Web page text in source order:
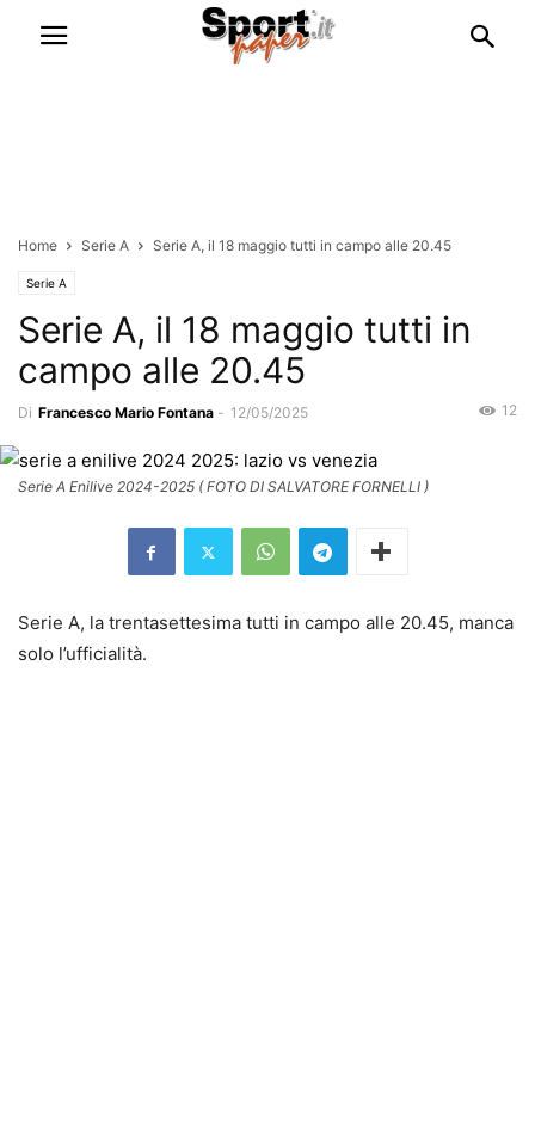
Home Serie A Serie A, il 18 maggio tutti in campo alle 20.45
Serie A
Serie A, il 18 maggio tutti in
campo alle 20.45
Di Francesco Mario Fontana - 12/05/2025 12
Serie A Enilive 2024-2025 ( FOTO DI SALVATORE FORNELLI )
Serie A, la trentasettesima tutti in campo alle 20.45, manca
solo l’ufficialità.